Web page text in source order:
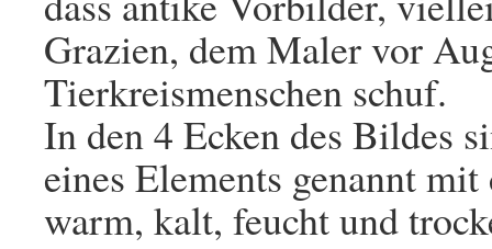
Grazien, dem Maler vor
Tierkreismenschen schuf.
In den 4 Ecken des Bildes
eines Elements genannt
warm, kalt, feucht und